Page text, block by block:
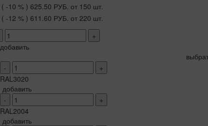
( -10 % ) 625.50 РУБ. от 150 шт.
( -12 % ) 611.60 РУБ. от 220 шт.
+
добавить
-
+
RAL3020
добавить
-
+
RAL2004
добавить